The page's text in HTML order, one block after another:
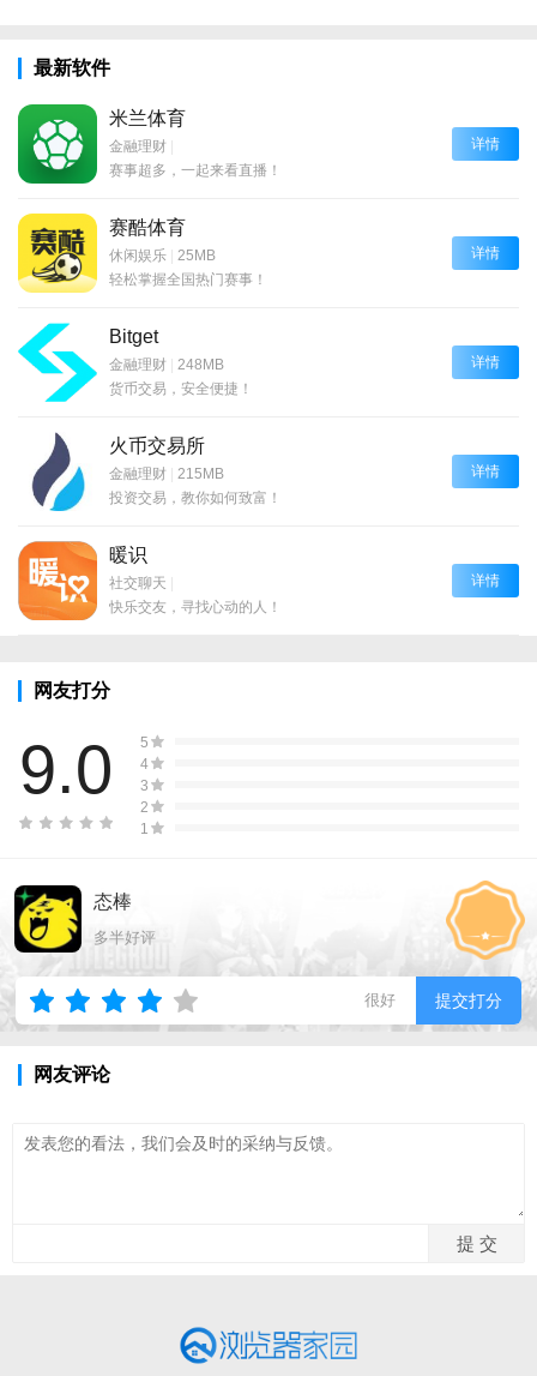
最新软件
米兰体育
金融理财 |
赛事超多，一起来看直播！
详情
赛酷体育
休闲娱乐 | 25MB
轻松掌握全国热门赛事！
详情
Bitget
金融理财 | 248MB
货币交易，安全便捷！
详情
火币交易所
金融理财 | 215MB
投资交易，教你如何致富！
详情
暖识
社交聊天 |
快乐交友，寻找心动的人！
详情
网友打分
9.0
5
4
3
2
1
态棒
多半好评
很好 提交打分
网友评论